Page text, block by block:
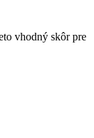
vhodný skôr pre